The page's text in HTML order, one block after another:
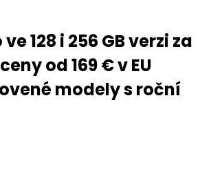
ve 128 i 256 GB verzi za
od 169 € v EU
modely s roční